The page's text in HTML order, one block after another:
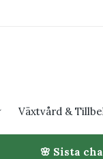
Växtvård &
🌸 Sista